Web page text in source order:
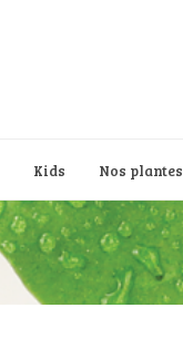
Kids Nos plantes